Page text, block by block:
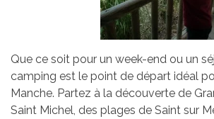
Que ce soit pour un week-end ou un
camping est le point de départ idéal
Manche. Partez à la découverte de
Saint Michel, des plages de Saint sur